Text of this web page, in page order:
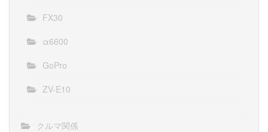
FX30
α6600
GoPro
ZV-E10
クルマ関係